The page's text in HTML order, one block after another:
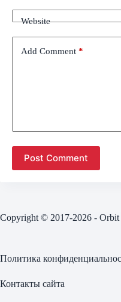
Website
Add Comment *
Post Comment
Copyright © 2017-2026 - Orbit
Политика
Контакты сайта